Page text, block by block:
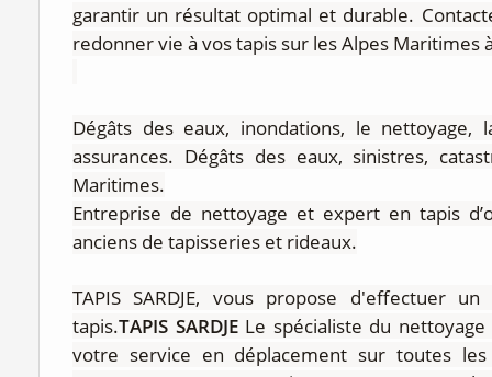
garantir un résultat optimal et durable.
redonner vie à vos tapis sur les Alpes Maritimes
Dégâts des eaux, inondations, le
assurances. Dégâts des eaux, sinistres,
Maritimes.
Entreprise de nettoyage et expert en tapis
anciens de tapisseries et rideaux.
TAPIS SARDJE, vous propose d'effectuer
tapis.TAPIS SARDJELe spécialiste du
votre service en déplacement sur toutes les